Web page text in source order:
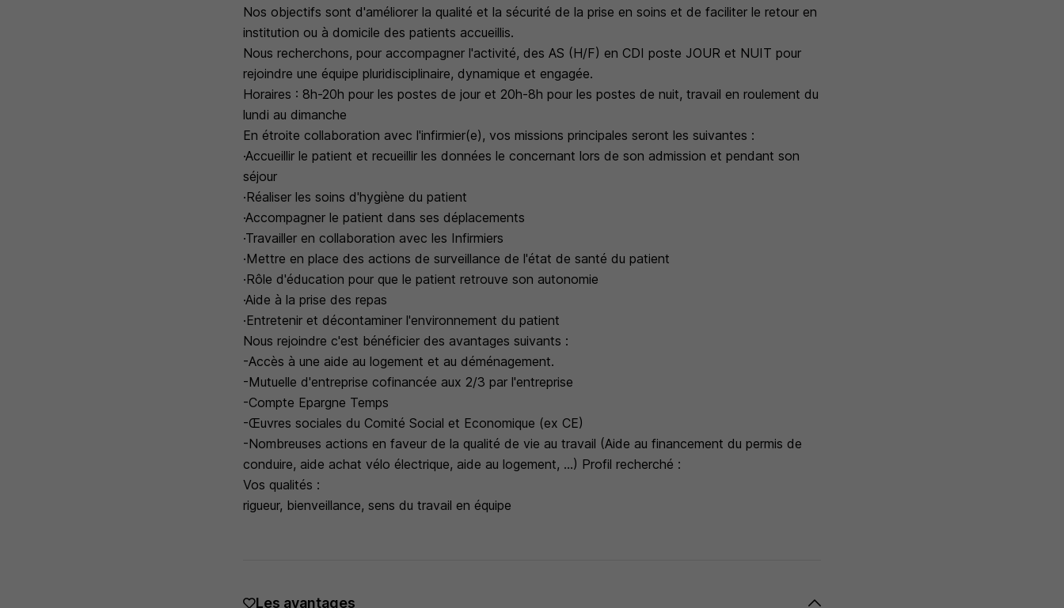
Nos objectifs sont d'améliorer la qualité et la sécurité de la prise en soins et de faciliter le retour en
institution ou à domicile des patients accueillis.
Nous recherchons, pour accompagner l'activité, des AS (H/F) en CDI poste JOUR et NUIT pour
rejoindre une équipe pluridisciplinaire, dynamique et engagée.
Horaires : 8h-20h pour les postes de jour et 20h-8h pour les postes de nuit, travail en roulement du
lundi au dimanche
En étroite collaboration avec l'infirmier(e), vos missions principales seront les suivantes :
·Accueillir le patient et recueillir les données le concernant lors de son admission et pendant son
séjour
·Réaliser les soins d'hygiène du patient
·Accompagner le patient dans ses déplacements
·Travailler en collaboration avec les Infirmiers
·Mettre en place des actions de surveillance de l'état de santé du patient
·Rôle d'éducation pour que le patient retrouve son autonomie
·Aide à la prise des repas
·Entretenir et décontaminer l'environnement du patient
Nous rejoindre c'est bénéficier des avantages suivants :
-Accès à une aide au logement et au déménagement.
-Mutuelle d'entreprise cofinancée aux 2/3 par l'entreprise
-Compte Epargne Temps
-Œuvres sociales du Comité Social et Economique (ex CE)
-Nombreuses actions en faveur de la qualité de vie au travail (Aide au financement du permis de
conduire, aide achat vélo électrique, aide au logement, ...) Profil recherché :
Vos qualités :
rigueur, bienveillance, sens du travail en équipe
Les avantages